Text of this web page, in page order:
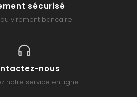
sécurisé
ou virement bancaire
nous
notre service en ligne